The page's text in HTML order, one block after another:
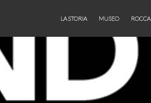
LA STORIA MUSEO ROCCA